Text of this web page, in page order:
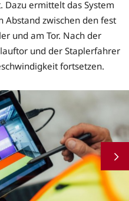
ermittelt das System
Abstand zwischen den fest
und am Tor. Nach der
und der Staplerfahrer
fortsetzen.